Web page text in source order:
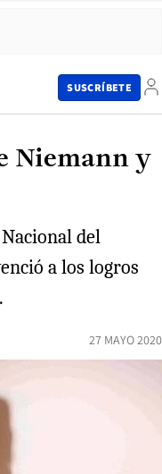
SUSCRÍBETE
Niemann y
del
a los logros
27 MAYO 2020